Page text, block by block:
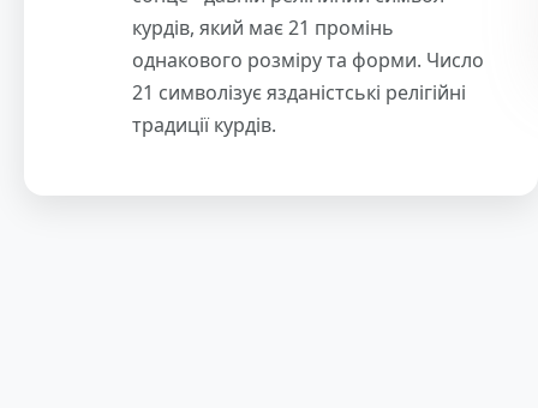
курдів, який має 21 промінь
однакового розміру та форми. Число
21 символізує язданістські релігійні
традиції курдів.